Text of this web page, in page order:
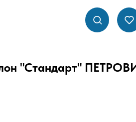
"Стандарт"